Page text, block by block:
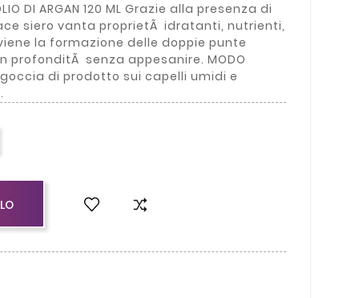
DI ARGAN 120 ML Grazie alla presenza di
siero vanta proprietÃ idratanti, nutrienti,
la formazione delle doppie punte
profonditÃ senza appesanire. MODO
goccia di prodotto sui capelli umidi e